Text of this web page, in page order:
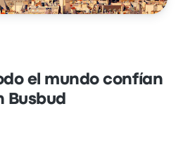
el mundo confían
Busbud